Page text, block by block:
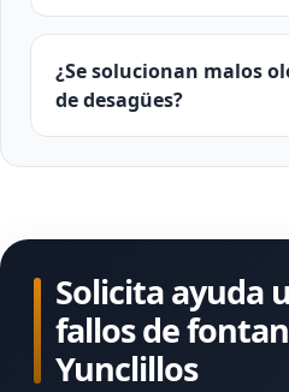
¿Se solucionan malos
de desagües?
Solicita ayuda
fallos de
Yunclillos